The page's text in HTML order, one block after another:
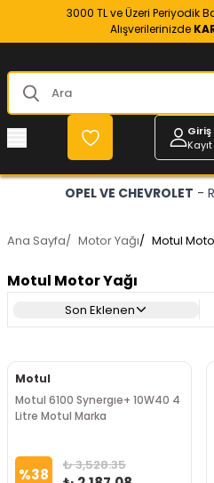
3000 TL ve Üzeri Periyodik
Alışverilerinizde
Giriş
OPEL VE CHEVROLET -
Ana Sayfa/ Motor Yağı/ Motul
Motul Motor Yağı
Son Eklenen
Motul
Motul 6100 Synergıe+ 10W40 4
Litre Motul Marka
%38 ₺ 3,528.35